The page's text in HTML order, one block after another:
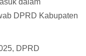
DPRD Kabupaten
DPRD